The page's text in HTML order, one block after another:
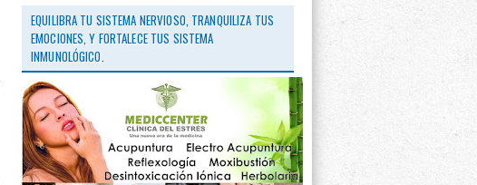
EQUILIBRA TU SISTEMA NERVIOSO, TRANQUILIZA TUS
EMOCIONES, Y FORTALECE TUS SISTEMA
INMUNOLÓGICO.